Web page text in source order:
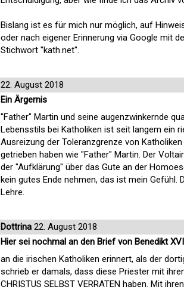
Bislang ist es für mich nur möglich, auf
oder nach eigener Erinnerung via Google mit
Stichwort "kath.net".
22. August 2018
Ein Ärgernis
"Father" Martin und seine augenzwinkernde
Lebensstils bei Katholiken ist seit langem ein
Ausreizung der Toleranzgrenze von
getrieben haben wie "Father" Martin. Der
der "Aufklärung" über das Gute an der
kein gutes Ende nehmen, das ist mein
Lehre.
Dottrina 22. August 2018
Hier sei nochmal an den Brief von Benedikt XVI
an die irischen Katholiken erinnert, als der
schrieb er damals, dass diese Priester mit
CHRISTUS SELBST VERRATEN haben. Mit